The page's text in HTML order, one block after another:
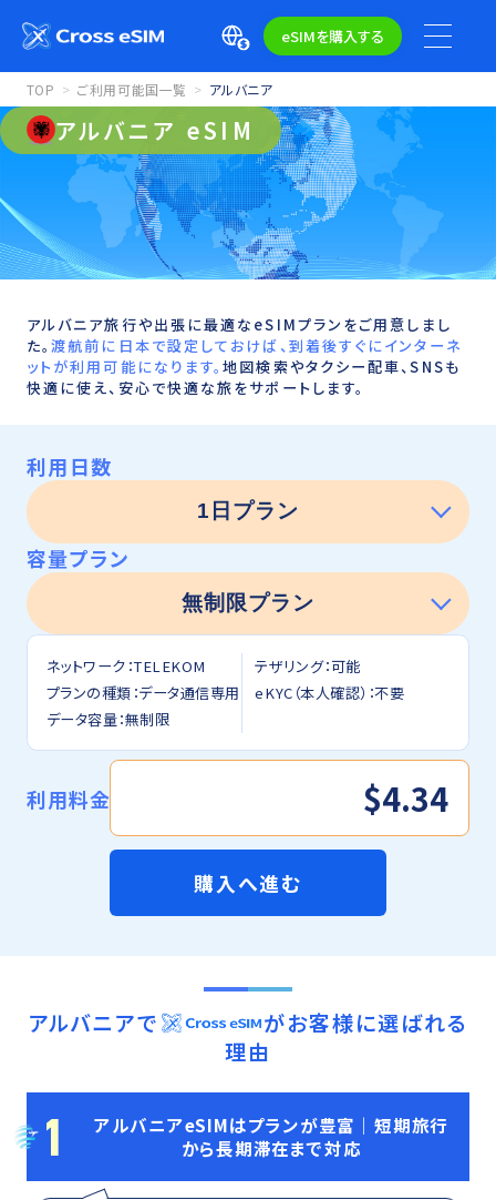
eSIMを購入する
TOP ご利用可能国一覧 アルバニア
アルバニア eSIM
アルバニア旅行や出張に最適なeSIMプランをご用意しまし
た。渡航前に日本で設定しておけば、到着後すぐにインターネ
ットが利用可能になります。地図検索やタクシー配車、SNSも
快適に使え、安心で快適な旅をサポートします。
利用日数
容量プラン
ネットワーク：TELEKOM
プランの種類：データ通信専用
データ容量：無制限
テザリング：可能
eKYC（本人確認）：不要
利用料金 $4.34
購入へ進む
アルバニアで
がお客様に選ばれる
理由
1
アルバニアeSIMはプランが豊富｜短期旅行
から長期滞在まで対応